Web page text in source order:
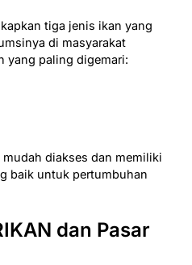
tiga jenis ikan yang
di masyarakat
yang paling digemari:
diakses dan memiliki
baik untuk pertumbuhan
dan Pasar